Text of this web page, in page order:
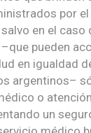
por
en el caso
pueden
en igualdad
argentinos–
o
un